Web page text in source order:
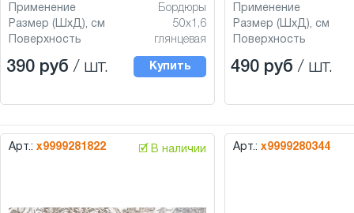
Применение
Бордюры
Размер (ШхД), см
50x1,6
Поверхность
глянцевая
390 руб / шт. Купить
Применение
Размер (ШхД), см
Поверхность
490 руб / шт.
Арт.: х9999281822 🗹 В наличии Арт.: х9999280344